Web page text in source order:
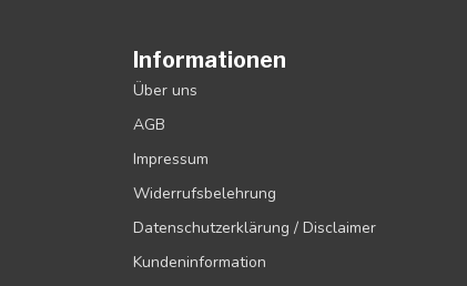
Informationen
Über uns
AGB
Impressum
Widerrufsbelehrung
Datenschutzerklärung / Disclaimer
Kundeninformation